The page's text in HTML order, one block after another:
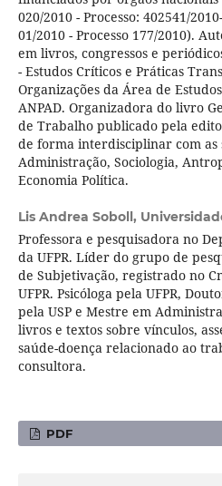
020/2010 - Processo: 402541/
01/2010 - Processo 177/2010).
em livros, congressos e
- Estudos Críticos e Práticas
Organizações da Área de
ANPAD. Organizadora do livro
de Trabalho publicado pela
de forma interdisciplinar com as
Administração, Sociologia,
Economia Política.
Lis Andrea Soboll,
Professora e pesquisadora no
da UFPR. Líder do grupo de
de Subjetivação, registrado no
UFPR. Psicóloga pela UFPR,
pela USP e Mestre em
livros e textos sobre vínculos,
saúde-doença relacionado ao
consultora.
PDF